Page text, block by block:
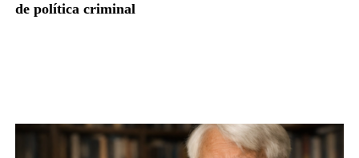
de política criminal